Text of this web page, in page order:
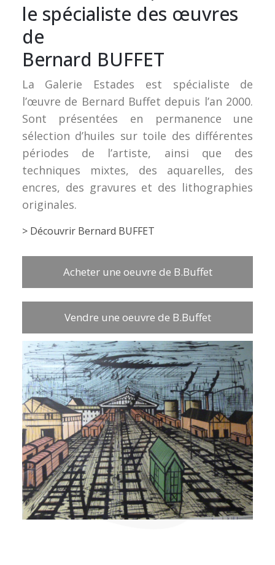
le spécialiste des œuvres
de
Bernard BUFFET
La Galerie Estades est spécialiste de
l’œuvre de Bernard Buffet depuis l’an 2000.
Sont présentées en permanence une
sélection d’huiles sur toile des différentes
périodes de l’artiste, ainsi que des
techniques mixtes, des aquarelles, des
encres, des gravures et des lithographies
originales.
> Découvrir Bernard BUFFET
Acheter une oeuvre de B.Buffet
Vendre une oeuvre de B.Buffet